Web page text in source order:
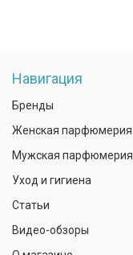
Навигация
Бренды
Женская парфюмерия
Мужская парфюмерия
Уход и гигиена
Статьи
Видео-обзоры